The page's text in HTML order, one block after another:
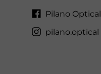
pilano.optical
Pilano Optical